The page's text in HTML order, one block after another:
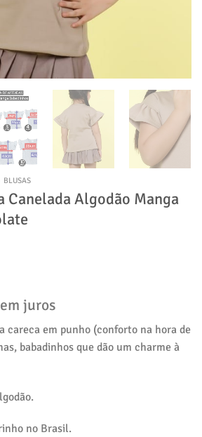
BLUSAS
Canelada Algodão Manga
juros
careca em punho (conforto na hora de
babadinhos que dão um charme à
no Brasil.